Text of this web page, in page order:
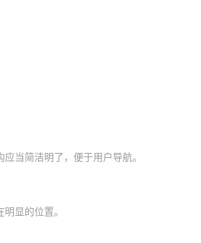
当简洁明了，便于用户导航。
显的位置。